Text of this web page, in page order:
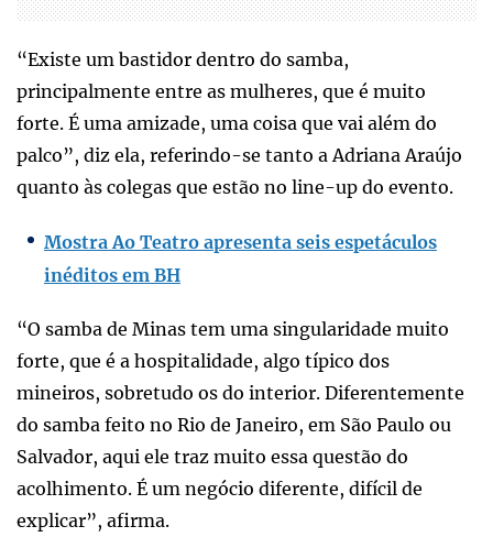
“Existe um bastidor dentro do samba,
principalmente entre as mulheres, que é muito
forte. É uma amizade, uma coisa que vai além do
palco”, diz ela, referindo-se tanto a Adriana Araújo
quanto às colegas que estão no line-up do evento.
Mostra Ao Teatro apresenta seis espetáculos
inéditos em BH
“O samba de Minas tem uma singularidade muito
forte, que é a hospitalidade, algo típico dos
mineiros, sobretudo os do interior. Diferentemente
do samba feito no Rio de Janeiro, em São Paulo ou
Salvador, aqui ele traz muito essa questão do
acolhimento. É um negócio diferente, difícil de
explicar”, afirma.